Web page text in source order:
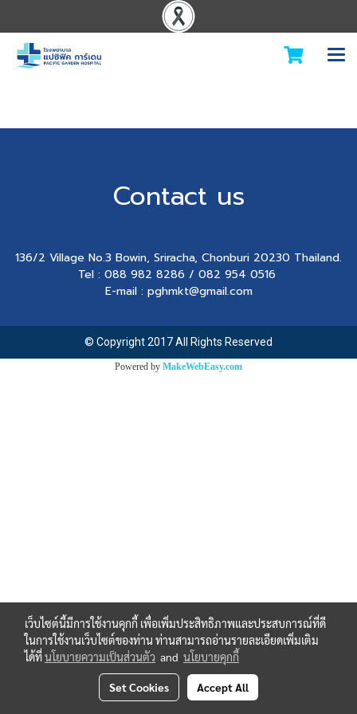
Contact us
136/2 Village No.3 Bowin, Sriracha, Chonburi 20230 Thailand.
Tel : 088 982 8286 / 082 954 0516
E-mail : pghmkt@gmail.com
© Copyright 2017 All Rights Reserved
Powered by MakeWebEasy.com
เว็บไซต์นี้มีการใช้งานคุกกี้ เพื่อเพิ่มประสิทธิภาพและประสบการณ์ที่ดี
ในการใช้งานเว็บไซต์ของท่าน ท่านสามารถอ่านรายละเอียดเพิ่มเติม
ได้ที่นโยบายความเป็นส่วนตัว and นโยบายคุกกี้
Set Cookies Accept All